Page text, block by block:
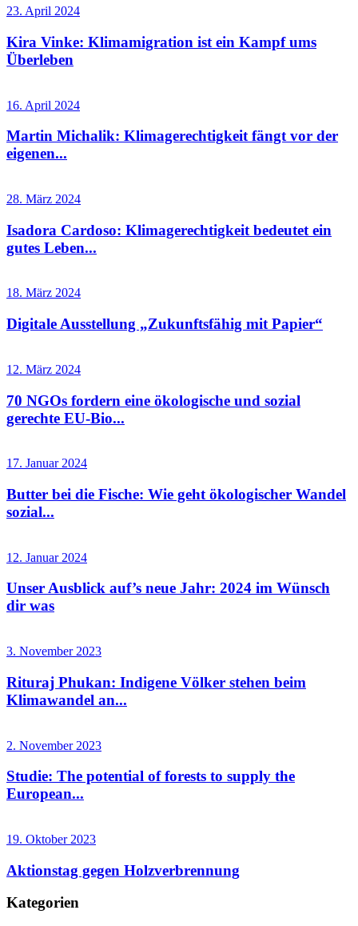
23. April 2024
Kira Vinke: Klimamigration ist ein Kampf ums
Überleben
16. April 2024
Martin Michalik: Klimagerechtigkeit fängt vor der
eigenen...
28. März 2024
Isadora Cardoso: Klimagerechtigkeit bedeutet ein
gutes Leben...
18. März 2024
Digitale Ausstellung „Zukunftsfähig mit Papier“
12. März 2024
70 NGOs fordern eine ökologische und sozial
gerechte EU-Bio...
17. Januar 2024
Butter bei die Fische: Wie geht ökologischer Wandel
sozial...
12. Januar 2024
Unser Ausblick auf’s neue Jahr: 2024 im Wünsch
dir was
3. November 2023
Rituraj Phukan: Indigene Völker stehen beim
Klimawandel an...
2. November 2023
Studie: The potential of forests to supply the
European...
19. Oktober 2023
Aktionstag gegen Holzverbrennung
Kategorien